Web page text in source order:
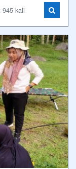
kali